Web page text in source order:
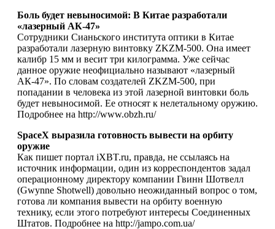
Боль будет невыносимой: В Китае разработали
«лазерный АК-47»
Сотрудники Сианьского института оптики в Китае
разработали лазерную винтовку ZKZM-500. Она имеет
калибр 15 мм и весит три килограмма. Уже сейчас
данное оружие неофициально называют «лазерный
АК-47». По словам создателей ZKZM-500, при
попадании в человека из этой лазерной винтовки боль
будет невыносимой. Ее относят к нелетальному оружию.
Подробнее на http://www.obzh.ru/
SpaceX выразила готовность вывести на орбиту
оружие
Как пишет портал iXBT.ru, правда, не ссылаясь на
источник информации, один из корреспондентов задал
операционному директору компании Гвинн Шотвелл
(Gwynne Shotwell) довольно неожиданный вопрос о том,
готова ли компания вывести на орбиту военную
технику, если этого потребуют интересы Соединенных
Штатов. Подробнее на http://jampo.com.ua/